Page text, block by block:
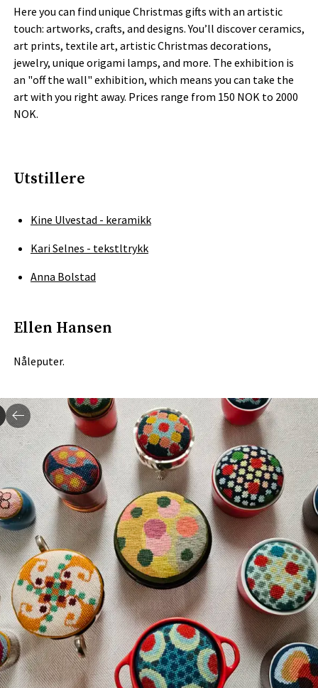
Here you can find unique Christmas gifts with an artistic
touch: artworks, crafts, and designs. You’ll discover ceramics,
art prints, textile art, artistic Christmas decorations,
jewelry, unique origami lamps, and more. The exhibition is
an "off the wall" exhibition, which means you can take the
art with you right away. Prices range from 150 NOK to 2000
NOK.
Utstillere
Kine Ulvestad - keramikk
Kari Selnes - tekstltrykk
Anna Bolstad
Ellen Hansen
Nåleputer.